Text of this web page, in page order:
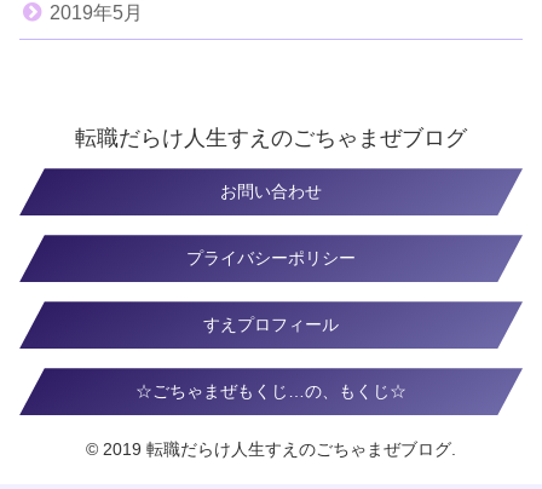
2019年5月
転職だらけ人生すえのごちゃまぜブログ
お問い合わせ
プライバシーポリシー
すえプロフィール
☆ごちゃまぜもくじ…の、もくじ☆
© 2019 転職だらけ人生すえのごちゃまぜブログ.